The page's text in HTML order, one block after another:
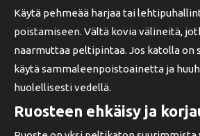
Käytä pehmeää harjaa tai
poistamiseen. Vältä kovia välineitä,
naarmuttaa peltipintaa. Jos katolla on
käytä sammaleenpoistoainetta ja
huolellisesti vedellä.
Ruosteen ehkäisy ja